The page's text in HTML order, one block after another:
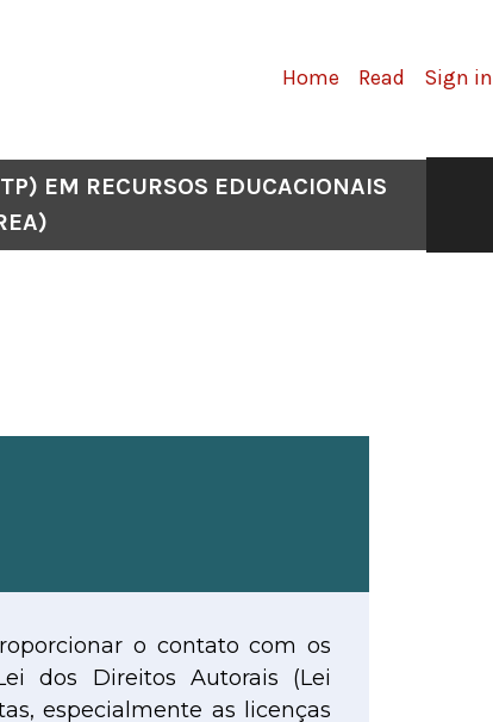
Home Read Sign in
EM RECURSOS EDUCACIONAIS
o contato com os
dos Direitos Autorais (Lei
especialmente as licenças